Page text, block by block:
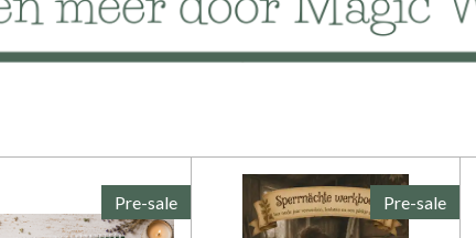
Pre-sale Pre-sale